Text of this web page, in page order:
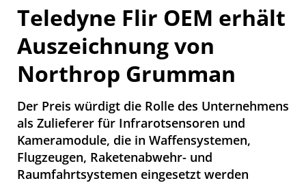
Teledyne Flir OEM erhält
Auszeichnung von
Northrop Grumman
Der Preis würdigt die Rolle des Unternehmens
als Zulieferer für Infrarotsensoren und
Kameramodule, die in Waffensystemen,
Flugzeugen, Raketenabwehr- und
Raumfahrtsystemen eingesetzt werden